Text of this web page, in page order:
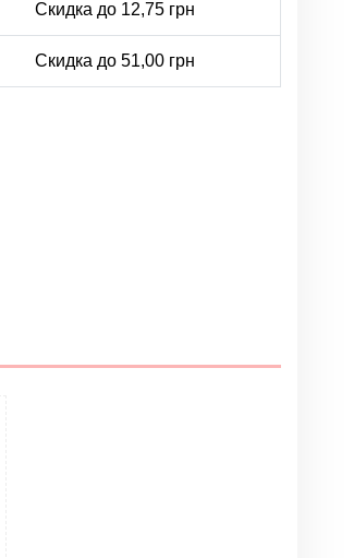
Скидка до 12,75 грн
Скидка до 51,00 грн